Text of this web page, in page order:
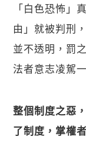
「白色恐怖」
由」就被判刑
並不透明，罰
法者意志凌駕
整個制度之惡
了制度，掌權